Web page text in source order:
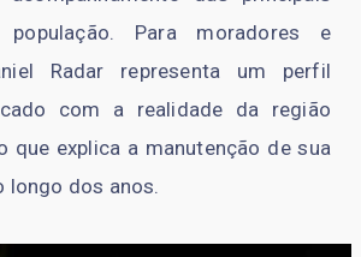
população. Para moradores e
Radar representa um perfil
com a realidade da região
que explica a manutenção de sua
longo dos anos.